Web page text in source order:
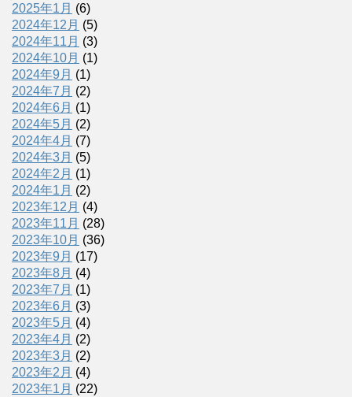
2025年1月 (6)
2024年12月 (5)
2024年11月 (3)
2024年10月 (1)
2024年9月 (1)
2024年7月 (2)
2024年6月 (1)
2024年5月 (2)
2024年4月 (7)
2024年3月 (5)
2024年2月 (1)
2024年1月 (2)
2023年12月 (4)
2023年11月 (28)
2023年10月 (36)
2023年9月 (17)
2023年8月 (4)
2023年7月 (1)
2023年6月 (3)
2023年5月 (4)
2023年4月 (2)
2023年3月 (2)
2023年2月 (4)
2023年1月 (22)